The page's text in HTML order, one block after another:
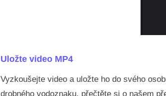
Uložte video MP4
Vyzkoušejte video a uložte ho do svého
drobného vodoznaku, přečtěte si o našem